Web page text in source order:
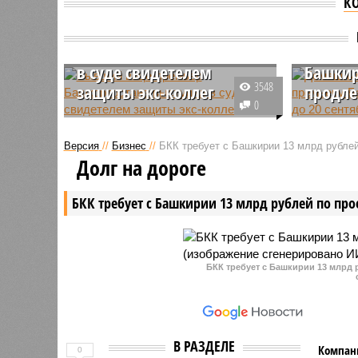
Бывший вице-премьер
в суде свидетелем
защиты экс-коллег
Бывший вице-премьер
гендиректор «Башспирта» Рауф
Нугуманов выступил в суде
свидетелем защиты на процессе
по уголовному делу обвиняемых
коллег Александра Филиппова и
3548
0
Версия // Бизнес // БКК требует с Башкирии 13 млрд
БКК требует с Башкирии 13 млрд рублей по
Долг на дороге
БКК требует с Башкирии 13 млрд
В РАЗДЕЛЕ
0